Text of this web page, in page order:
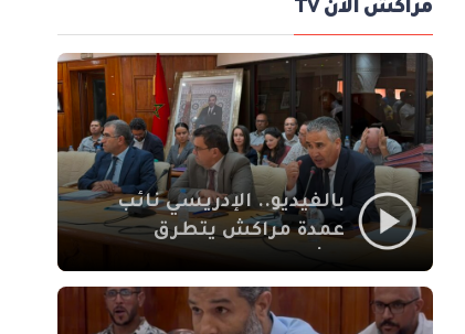
مراكش الان TV
بالفيديو.. الإدريسي نائب
عمدة مراكش يتطرق
الاجتماعي في نقل
المحطة الطرقية إلى